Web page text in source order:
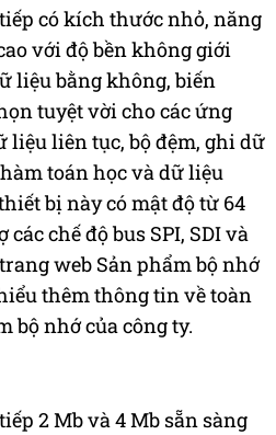
có kích thước nhỏ, năng
với độ bền không giới
liệu bằng không, biến
tuyệt vời cho các ứng
liên tục, bộ đệm, ghi dữ
toán học và dữ liệu
bị này có mật độ từ 64
chế độ bus SPI, SDI và
web Sản phẩm bộ nhớ
thêm thông tin về toàn
bộ nhớ của công ty.
2 Mb và 4 Mb sẵn sàng